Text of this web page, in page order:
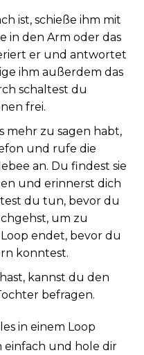
ist, schieße ihm mit
in den Arm oder das
er und antwortet
ihm außerdem das
schaltest du
frei.
mehr zu sagen habt,
und rufe die
an. Du findest sie
und erinnerst dich
du tun, bevor du
um zu
endet, bevor du
konntest.
kannst du den
befragen.
in einem Loop
einfach und hole dir